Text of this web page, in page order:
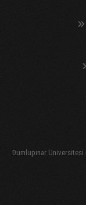
Dumlupınar Üniversitesi